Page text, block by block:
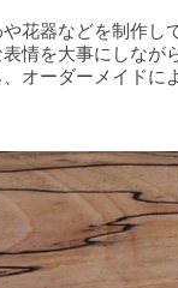
花器などを制作し
情を大事にしなが
オーダーメイドに